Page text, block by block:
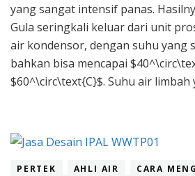
yang sangat intensif panas.
Gula seringkali keluar dari unit
air kondensor, dengan suhu yang
bahkan bisa mencapai
$60^\circ\text{C}$. Suhu air limbah
PERTEK AHLI AIR
CARA